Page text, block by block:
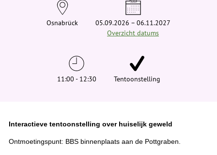
e
h
e
Osnabrück
05.09.2026 – 06.11.2027
Overzicht datums
11:00 - 12:30 Tentoonstelling
Interactieve tentoonstelling over huiselijk geweld
Ontmoetingspunt: BBS binnenplaats aan de Pottgraben.